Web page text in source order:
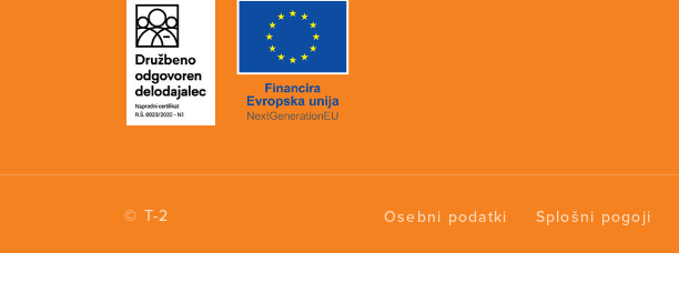
© T-2 Osebni podatki Splošni pogoji